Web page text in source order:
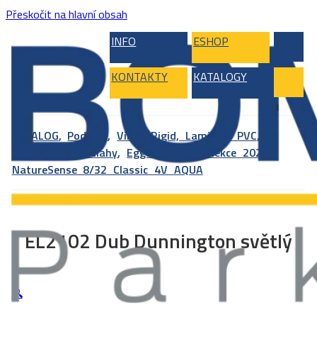
Přeskočit na hlavní obsah
INFO
ESHOP
KONTAKTY KATALOGY
KATALOG, Podlahy,Vinyl, Rigid, Laminát, PVC,
Laminátové podlahy, Egger Egger kolekce 2025
NatureSense 8/32 Classic 4V AQUA
EL2102 Dub Dunnington světlý
🔍